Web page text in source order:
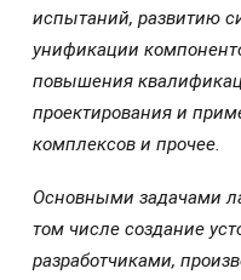
испытаний, развитию
унификации
повышения
проектирования и
комплексов и прочее.
Основными задачами
том числе создание
разработчиками,